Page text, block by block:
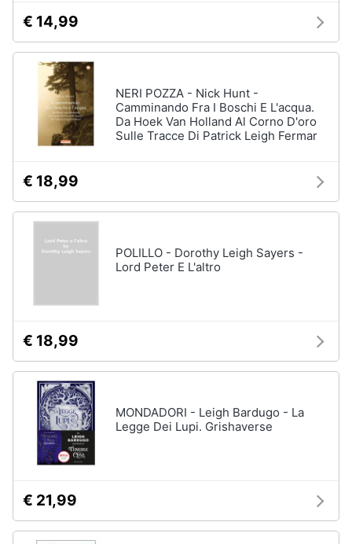
€ 14,99
NERI POZZA - Nick Hunt -
Camminando Fra I Boschi E L'acqua.
Da Hoek Van Holland Al Corno D'oro
Sulle Tracce Di Patrick Leigh Fermar
€ 18,99
POLILLO - Dorothy Leigh Sayers -
Lord Peter E L'altro
€ 18,99
MONDADORI - Leigh Bardugo - La
Legge Dei Lupi. Grishaverse
€ 21,99